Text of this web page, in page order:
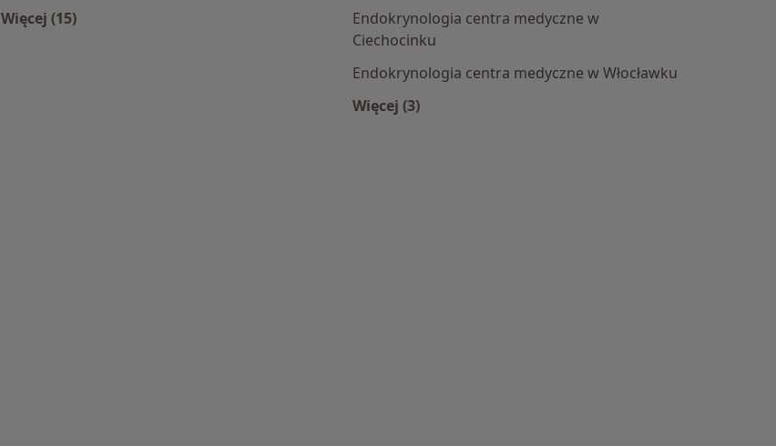
Więcej (15)
Więcej w kategorii: Najczęście leczone choroby
Endokrynologia centra medyczne w
Ciechocinku
Endokrynologia centra medyczne w Włocławku
Więcej (3)